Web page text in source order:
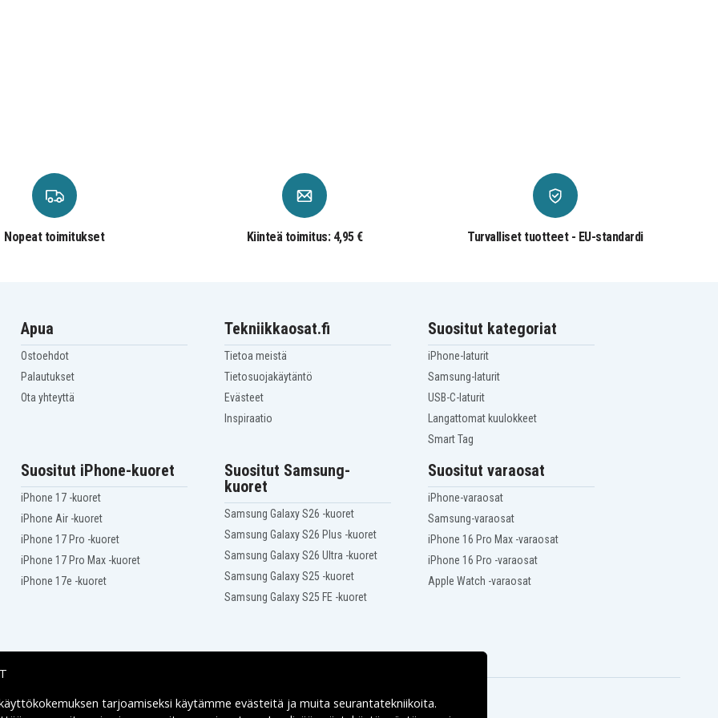
PC (4T510AV) -
- 640N7PA
(Opel)
1.0)
- 38B48UC
Nopeat toimitukset Kiinteä toimitus: 4,95 € Turvalliset tuotteet - EU-standardi
Apua
Ostoehdot
Palautukset
Ota yhteyttä
Tekniikkaosat.fi
Tietoa meistä
Tietosuojakäytäntö
Evästeet
Inspiraatio
Suositut kategoriat
iPhone-laturit
Samsung-laturit
USB-C-laturit
Langattomat kuulokkeet
Smart Tag
Suositut iPhone-kuoret
iPhone 17 -kuoret
iPhone Air -kuoret
iPhone 17 Pro -kuoret
iPhone 17 Pro Max -kuoret
iPhone 17e -kuoret
Suositut Samsung-
kuoret
Samsung Galaxy S26 -kuoret
Samsung Galaxy S26 Plus -kuoret
Samsung Galaxy S26 Ultra -kuoret
Samsung Galaxy S25 -kuoret
Samsung Galaxy S25 FE -kuoret
Suositut varaosat
iPhone-varaosat
Samsung-varaosat
iPhone 16 Pro Max -varaosat
iPhone 16 Pro -varaosat
Apple Watch -varaosat
Toimitusvaihtoehdottarjoamiseksi käytämme evästeitä ja muita seurantatekniikoita.